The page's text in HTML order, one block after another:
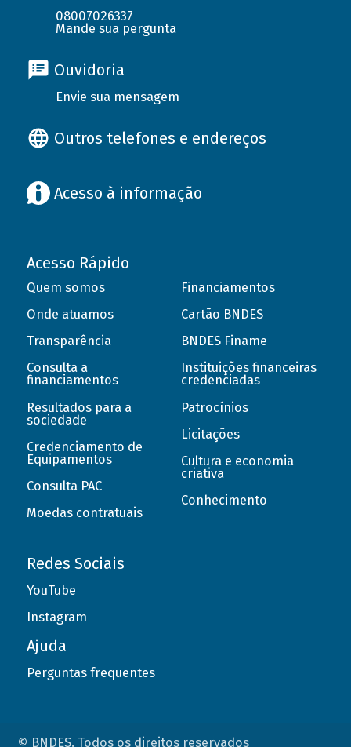
08007026337
Mande sua pergunta
Ouvidoria
Envie sua mensagem
Outros telefones e endereços
Acesso à informação
Acesso Rápido
Quem somos
Onde atuamos
Transparência
Consulta a
financiamentos
Resultados para a
sociedade
Credenciamento de
Equipamentos
Consulta PAC
Moedas contratuais
Financiamentos
Cartão BNDES
BNDES Finame
Instituições financeiras
credenciadas
Patrocínios
Licitações
Cultura e economia
criativa
Conhecimento
Redes Sociais
YouTube
Instagram
Ajuda
Perguntas frequentes
© BNDES. Todos os direitos reservados